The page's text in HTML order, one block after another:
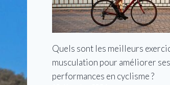
Quels sont les meilleurs
musculation pour améliorer ses
performances en cyclisme ?